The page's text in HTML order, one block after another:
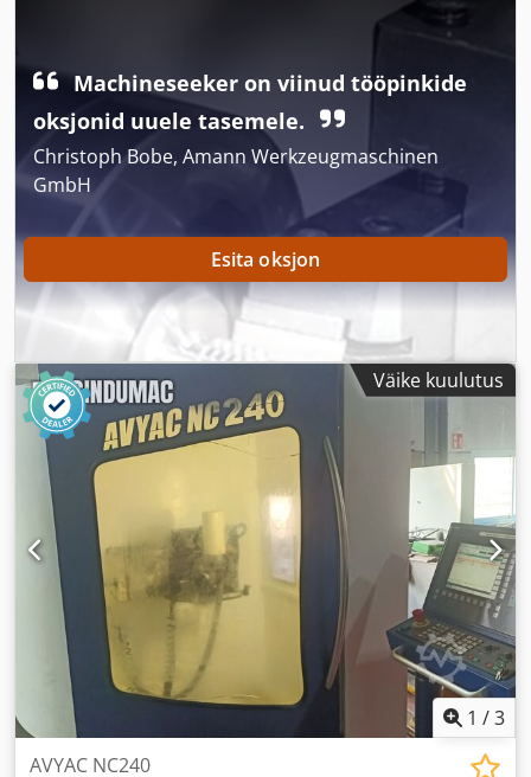
Machineseeker on viinud tööpinkide
oksjonid uuele tasemele.
Christoph Bobe, Amann Werkzeugmaschinen
GmbH
Esita oksjon
Väike kuulutus
1 /3
AVYAC NC240